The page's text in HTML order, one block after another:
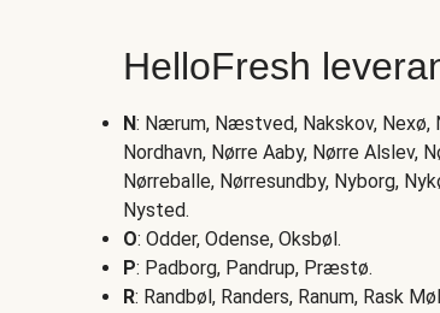
HelloFresh
N: Nærum, Næstved, Nakskov, Nexø,
Nordhavn, Nørre Aaby, Nørre Alslev,
Nørreballe, Nørresundby, Nyborg,
Nysted.
O: Odder, Odense, Oksbøl.
P: Padborg, Pandrup, Præstø.
R: Randbøl, Randers, Ranum, Rask